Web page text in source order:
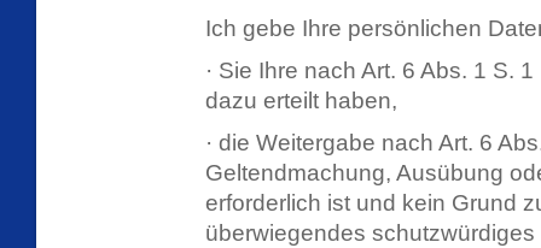
Ich gebe Ihre persönlichen
· Sie Ihre nach Art. 6 Abs. 1 S.
dazu erteilt haben,
· die Weitergabe nach Art. 6
Geltendmachung, Ausübung
erforderlich ist und kein Grund
überwiegendes